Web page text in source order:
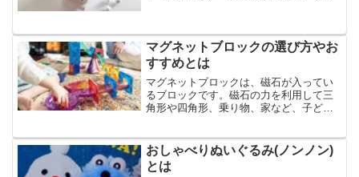
今回は、ぺったん肉球傘...
マグネットブロックの選び方やお
すすめとは
マグネットブロックは、磁石が入ってい
るブロックです。磁石の力を利用して三
角形や四角形、乗り物、家など、子ども
トブロックの選び方やおすすめのマグネ
ットブロック、マグネット...
おしゃべりぬいぐるみ(ノンノン)
とは